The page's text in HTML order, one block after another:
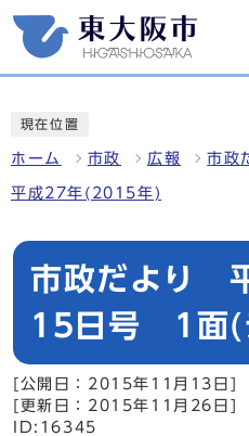
現在位置
ホーム 市政 広報 市政
平成27年(2015年)
市政だより
15日号 1面(
[公開日：2015年11月13日]
[更新日：2015年11月26日]
ID:16345